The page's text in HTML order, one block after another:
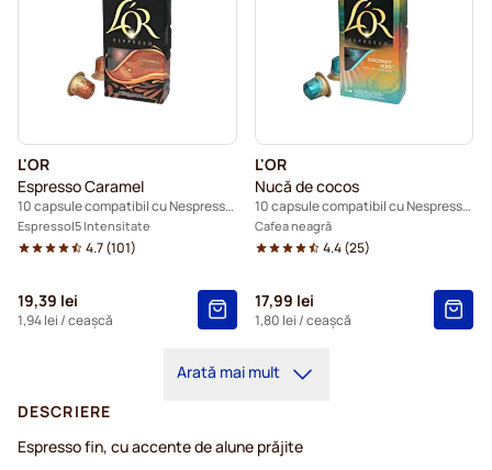
L'OR
Espresso Caramel
10 capsule compatibil cu Nespresso®
Espresso 5 Intensitate
4.7(101)
19,39 lei
1,94 lei / ceașcă
L'OR
Nucă de cocos
10 capsule compatibil cu Nespresso®
Cafea neagră
4.4(25)
17,99 lei
1,80 lei / ceașcă
Arată mai mult
DESCRIERE
Espresso fin, cu accente de alune prăjite